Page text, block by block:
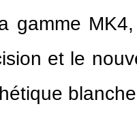
gamme
et le